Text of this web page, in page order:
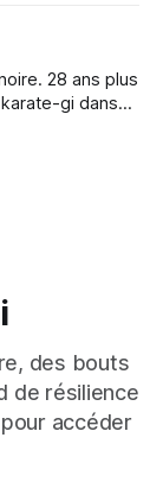
28 ans plus
gi dans
des bouts
de résilience
accéder